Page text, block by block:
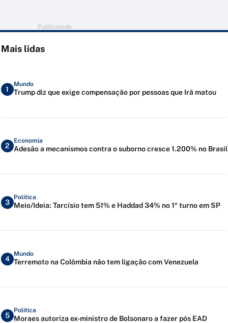
Publicidade
Mais lidas
1
Mundo
Trump diz que exige compensação por pessoas que Irã matou
2
Economia
Adesão a mecanismos contra o suborno cresce 1.200% no Brasil
3
Política
Meio/Ideia: Tarcísio tem 51% e Haddad 34% no 1º turno em SP
4
Mundo
Terremoto na Colômbia não tem ligação com Venezuela
5
Política
Moraes autoriza ex-ministro de Bolsonaro a fazer pós EAD